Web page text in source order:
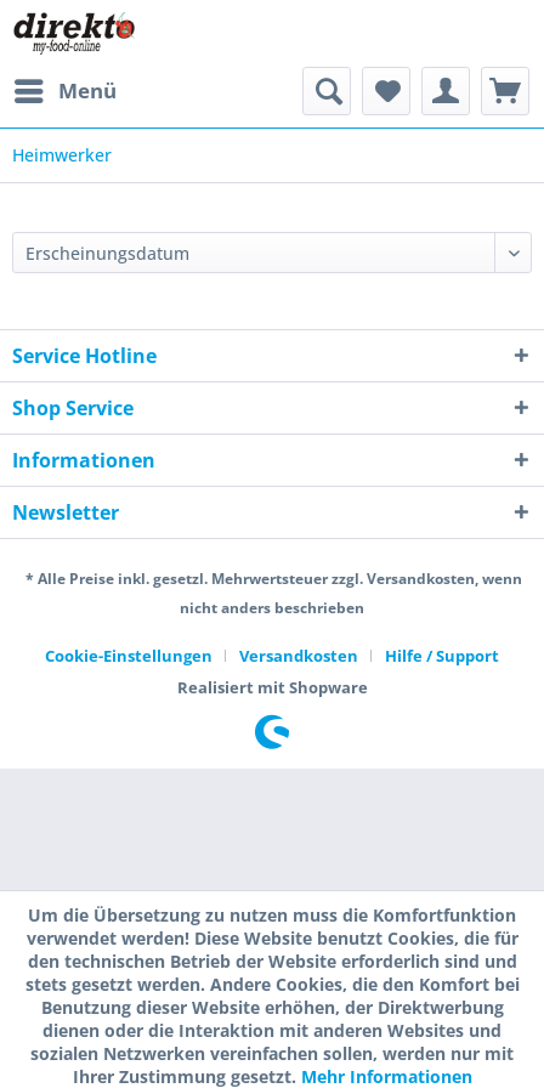
Menü
Heimwerker
Service Hotline
Shop Service
Informationen
Newsletter
* Alle Preise inkl. gesetzl. Mehrwertsteuer zzgl. Versandkosten, wenn
nicht anders beschrieben
Cookie-Einstellungen Versandkosten
Hilfe / Support
Realisiert mit Shopware
Um die Übersetzung zu nutzen muss die Komfortfunktion
verwendet werden! Diese Website benutzt Cookies, die für
den technischen Betrieb der Website erforderlich sind und
stets gesetzt werden. Andere Cookies, die den Komfort bei
Benutzung dieser Website erhöhen, der Direktwerbung
dienen oder die Interaktion mit anderen Websites und
sozialen Netzwerken vereinfachen sollen, werden nur mit
Ihrer Zustimmung gesetzt. Mehr Informationen